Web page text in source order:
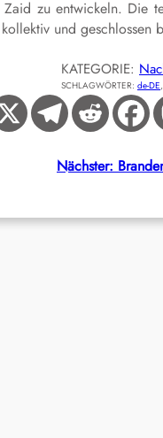
zu entwickeln. Die
und geschlossen
KATEGORIE:
SCHLAGWÖRTER: de-DE,
Nächster: